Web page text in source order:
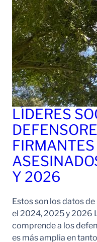
LÍDERES
Y 2026
Estos son los datos
el 2024, 2025 y 2026
comprende a los
es más amplia en